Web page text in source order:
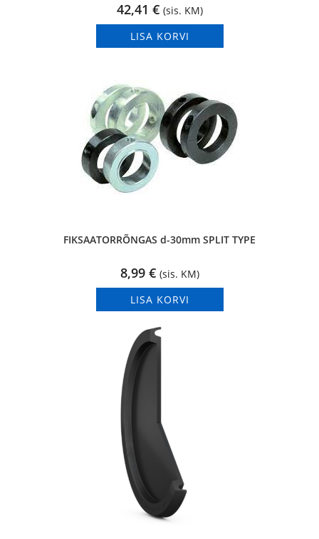
42,41 € (sis. KM)
LISA KORVI
FIKSAATORRÕNGAS d-30mm SPLIT TYPE
8,99 € (sis. KM)
LISA KORVI